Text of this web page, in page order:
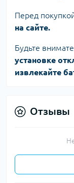
Перед
на сайте.
Будьте
установке
извлекайте
Отзывы